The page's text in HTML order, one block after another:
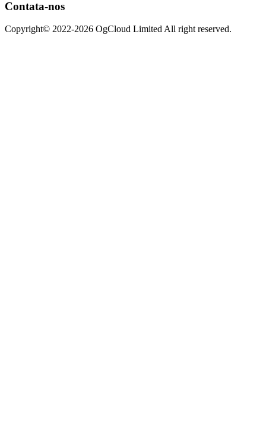
Contata-nos
Copyright© 2022-2026 OgCloud Limited All right reserved.